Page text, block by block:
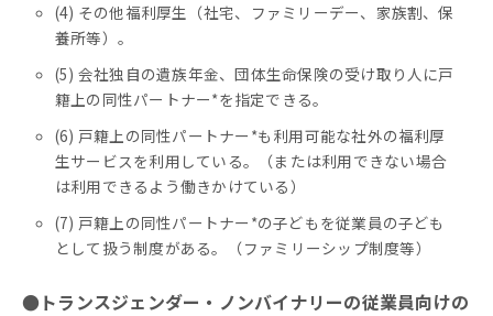
(4) その他福利厚生（社宅、ファミリーデー、家族割、保
養所等）。
(5) 会社独自の遺族年金、団体生命保険の受け取り人に戸
籍上の同性パートナー*を指定できる。
(6) 戸籍上の同性パートナー*も利用可能な社外の福利厚
生サービスを利用している。（または利用できない場合
は利用できるよう働きかけている）
(7) 戸籍上の同性パートナー*の子どもを従業員の子ども
として扱う制度がある。（ファミリーシップ制度等）
●トランスジェンダー・ノンバイナリーの従業員向けの